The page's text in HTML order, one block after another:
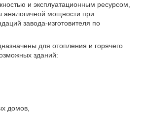
и эксплуатационным ресурсом,
аналогичной мощности при
завода-изготовителя по
для отопления и горячего
зданий:
домов,